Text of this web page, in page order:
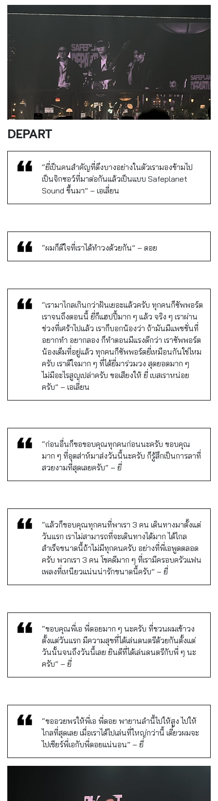
DEPART
“ยี่เป็นคนสำคัญที่ดึงบางอย่างในตัวเรามองข้ามไป
เป็นจิกซอว์ที่มาต่อกันแล้วเป็นแบบ Safeplanet
Sound ขึ้นมา” – เอเลี่ยน
“ผมก็ดีใจที่เราได้ทำวงด้วยกัน” – ดอย
“เรามาไกลเกินกว่าฝันเยอะแล้วครับ ทุกคนก็ซัพพอร์ต
เราจนถึงตอนนี้ ยี่ก็แฮปปี้มาก ๆ แล้ว จริง ๆ เราผ่าน
ช่วงที่เศร้าไปแล้ว เราก็บอกน้องว่า ถ้ามันมีแพชชั่นที่
อยากทำ อยากลอง ก็ทำตอนมีแรงดีกว่า เราซัพพอร์ต
น้องเต็มที่อยู่แล้ว ทุกคนก็ซัพพอร์ตยี่เหมือนกันใช่ไหม
ครับ เราดีใจมาก ๆ ที่ได้ยี่มาร่วมวง สุดยอดมาก ๆ
ไม่มีอะไรสูญเปล่าครับ ขอเสียงให้ ยี่ เบสเราหน่อย
ครับ” – เอเลี่ยน
“ก่อนอื่นก็ขอขอบคุณทุกคนก่อนนะครับ ขอบคุณ
มาก ๆ ที่อุตส่าห์มาส่งวันนี้นะครับ ก็รู้สึกเป็นการลาที่
สวยงามที่สุดเลยครับ” – ยี่
“แล้วก็ขอบคุณทุกคนที่พาเรา 3 คน เดินทางมาตั้งแต่
วันแรก เราไม่สามารถที่จะเดินทางได้มาก ได้ไกล
สำเร็จขนาดนี้ถ้าไม่มีทุกคนครับ อย่างที่พี่เอพูดตลอด
ครับ พวกเรา 3 คน โชคดีมาก ๆ ที่เรามีครอบครัวแฟน
เพลงที่เหนียวแน่นน่ารักขนาดนี้ครับ” – ยี่
“ขอบคุณพี่เอ พี่ดอยมาก ๆ นะครับ ที่ชวนผมเข้าวง
ตั้งแต่วันแรก มีความสุขที่ได้เล่นดนตรีด้วยกันตั้งแต่
วันนั้นจนถึงวันนี้เลย ยินดีที่ได้เล่นดนตรีกับพี่ ๆ นะ
ครับ” – ยี่
“ขออวยพรให้พี่เอ พี่ดอย พายานลำนี้ไปให้สูง ไปให้
ไกลที่สุดเลย เมื่อเราได้ไปเล่นที่ใหญ่กว่านี้ เดี๋ยวผมจะ
ไปเชียร์พี่เอกับพี่ดอยแน่นอน” – ยี่